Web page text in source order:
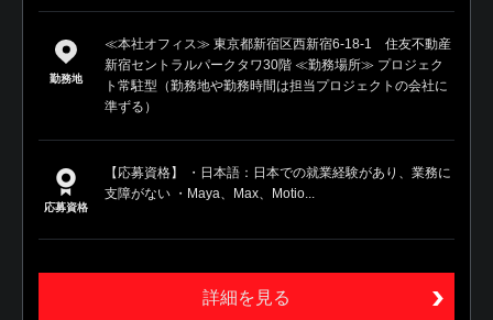
勤務地
≪本社オフィス≫ 東京都新宿区西新宿6-18-1 住友不動産
新宿セントラルパークタワ30階 ≪勤務場所≫ プロジェク
ト常駐型（勤務地や勤務時間は担当プロジェクトの会社に
準ずる）
応募資格
【応募資格】 ・日本語：日本での就業経験があり、業務に
支障がない ・Maya、Max、Motio...
詳細を見る